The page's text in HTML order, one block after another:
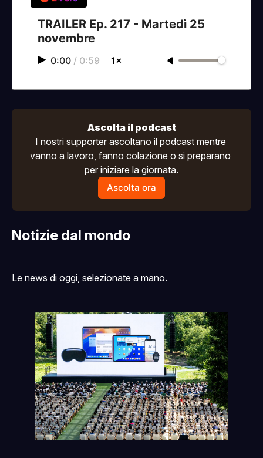
TRAILER Ep. 217 - Martedì 25
novembre
0:00 / 0:59 1×
Ascolta il podcast
I nostri supporter ascoltano il podcast mentre
vanno a lavoro, fanno colazione o si preparano
per iniziare la giornata.
Ascolta ora
Notizie dal mondo
Le news di oggi, selezionate a mano.